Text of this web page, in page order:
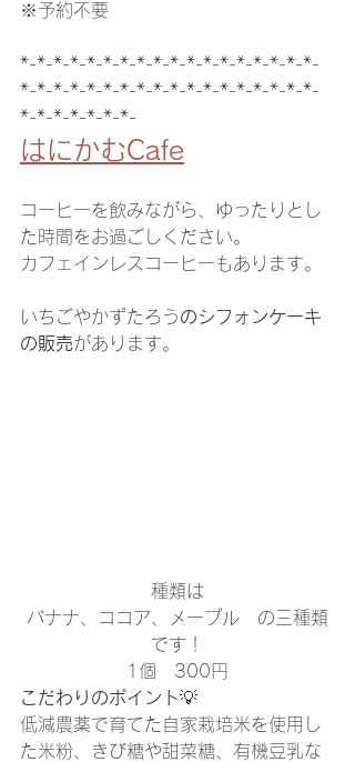
※予約不要
*-*-*-*-*-*-*-*-*-*-*-*-*-*-*-*-*-*-
*-*-*-*-*-*-*-*-*-*-*-*-*-*-*-*-*-*-
*-*-*-*-*-*-*-
はにかむCafe
コーヒーを飲みながら、ゆったりとし
た時間をお過ごしください。
カフェインレスコーヒーもあります。
いちごやかずたろうのシフォンケーキ
の販売があります。
種類は
バナナ、ココア、メープル　の三種類
です！
1個　300円
こだわりのポイント💡
低減農薬で育てた自家栽培米を使用し
た米粉、きび糖や甜菜糖、有機豆乳な